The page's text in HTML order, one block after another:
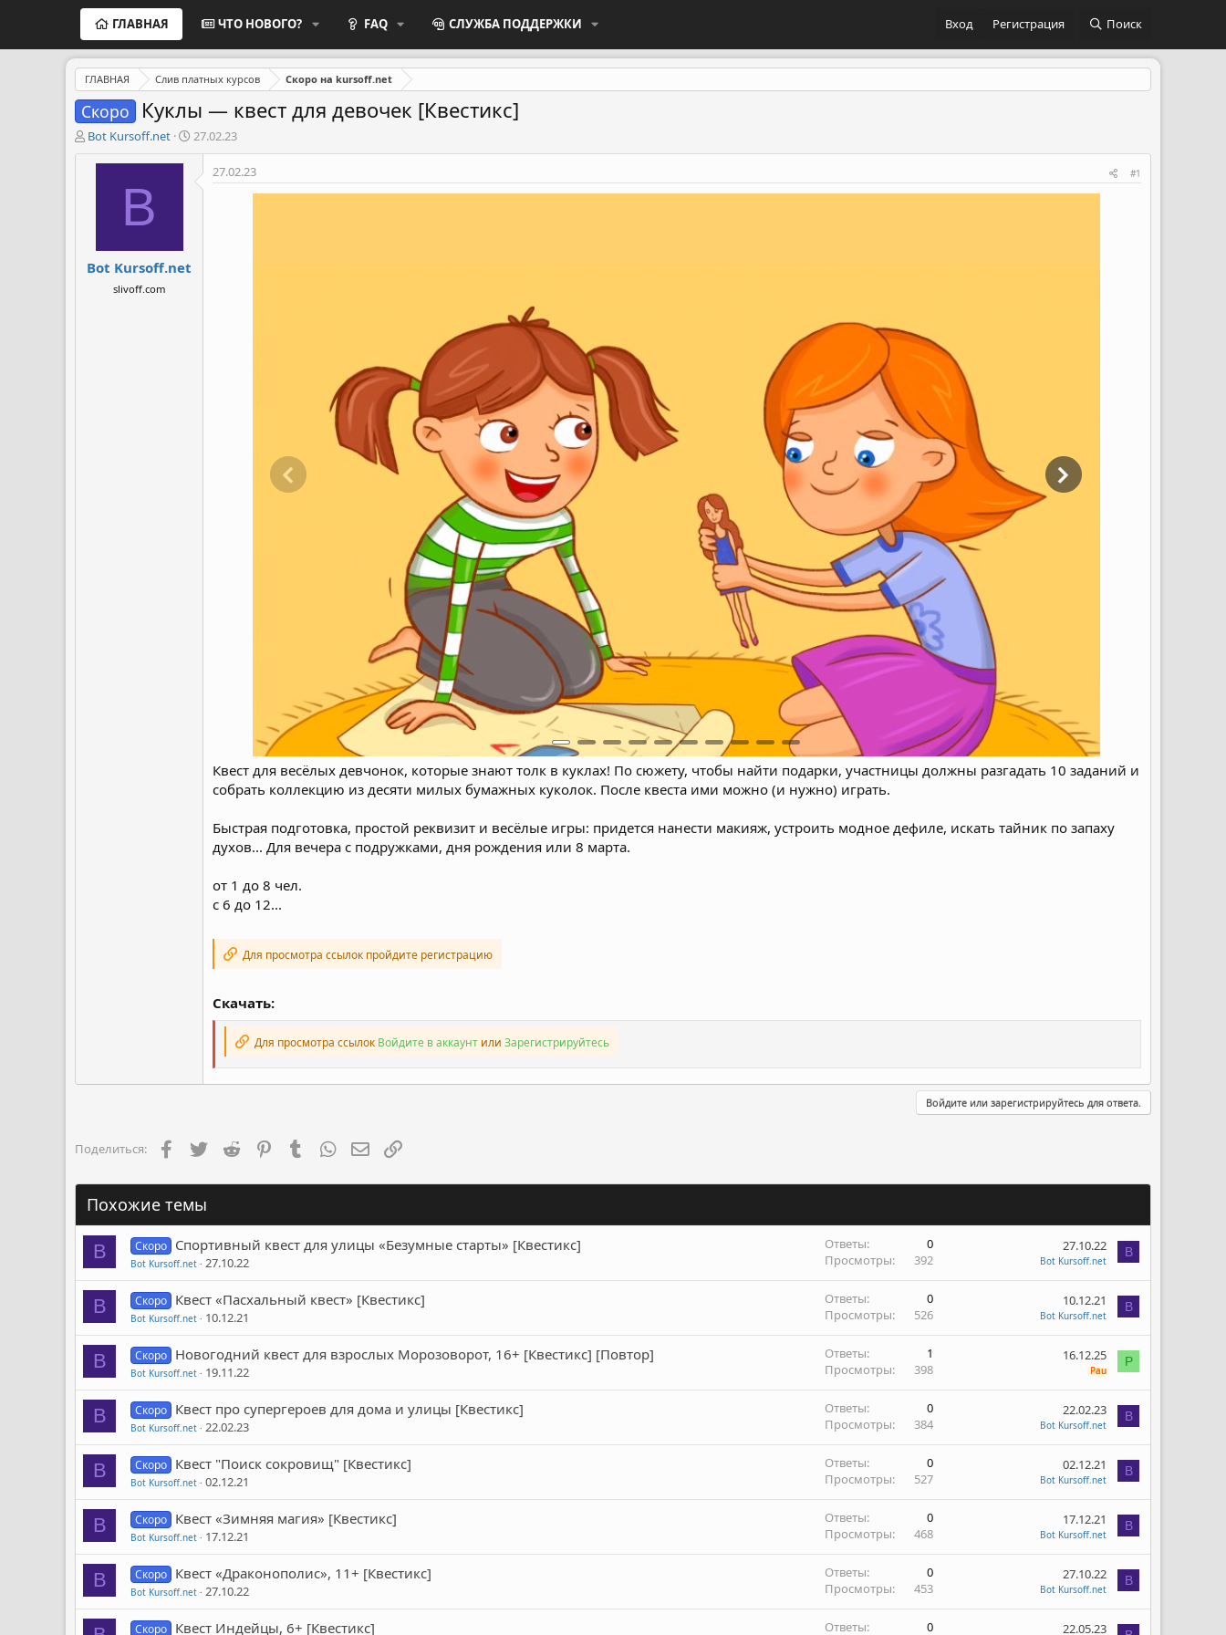
ГЛАВНАЯ ЧТО НОВОГО? FAQ СЛУЖБА ПОДДЕРЖКИ Вход Регистрация Поиск
ГЛАВНАЯ Слив платных курсов Скоро на kursoff.net
Скоро Куклы — квест для девочек [Квестикс]
А
в
ы
Bot Kursoff.net
Д
а
а
27.02.23
B
Bot Kursoff.net
slivoff.com
27.02.23 #1
Квест для весёлых девчонок, которые знают толк в куклах! По сюжету, чтобы найти подарки, участницы должны разгадать 10 заданий и
собрать коллекцию из десяти милых бумажных куколок. После квеста ими можно (и нужно) играть.
Быстрая подготовка, простой реквизит и весёлые игры: придется нанести макияж, устроить модное дефиле, искать тайник по запаху
духов... Для вечера с подружками, дня рождения или 8 марта.
от 1 до 8 чел.
с 6 до 12...
Для просмотра ссылок пройдите регистрацию
Скачать:
Для просмотра ссылок Войдите в аккаунт или Зарегистрируйтесь
Войдите или зарегистрируйтесь для ответа.
Поделиться: FacebookTwitter Reddit PinterestTumblr WhatsAppЭлектронная почта
Похожие темы
B Скоро Спортивный квест для улицы «Безумные старты» [Квестикс]
Bot Kursoff.net 27.10.22
Ответы
0
Просмотры
392
27.10.22
Bot Kursoff.net
B
B Скоро Квест «Пасхальный квест» [Квестикс]
Bot Kursoff.net 10.12.21
Ответы
0
Просмотры
526
10.12.21
Bot Kursoff.net
B
B Скоро Новогодний квест для взрослых Морозоворот, 16+ [Квестикс] [Повтор]
Bot Kursoff.net 19.11.22
Ответы
1
Просмотры
398
16.12.25
Pau
P
B Скоро Квест про супергероев для дома и улицы [Квестикс]
Bot Kursoff.net 22.02.23
Ответы
0
Просмотры
384
22.02.23
Bot Kursoff.net
B
B Скоро Квест "Поиск сокровищ" [Квестикс]
Bot Kursoff.net 02.12.21
Ответы
0
Просмотры
527
02.12.21
Bot Kursoff.net
B
B Скоро Квест «Зимняя магия» [Квестикс]
Bot Kursoff.net 17.12.21
Ответы
0
Просмотры
468
17.12.21
Bot Kursoff.net
B
B Скоро Квест «Драконополис», 11+ [Квестикс]
Bot Kursoff.net 27.10.22
Ответы
0
Просмотры
453
27.10.22
Bot Kursoff.net
B
Скоро Квест Индейцы, 6+ [Квестикс] Ответы 0 22.05.23